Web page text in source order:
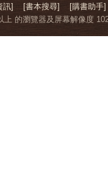
訊] [書本搜尋]
[購書助手]
的瀏覽器及屏幕解像度